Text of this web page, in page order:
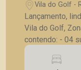
Vila do Golf -
Lançamento,
Vila do Golf,
contendo: - 04 suítes, sendo 1 suíte master
ampliada, com
acesso a